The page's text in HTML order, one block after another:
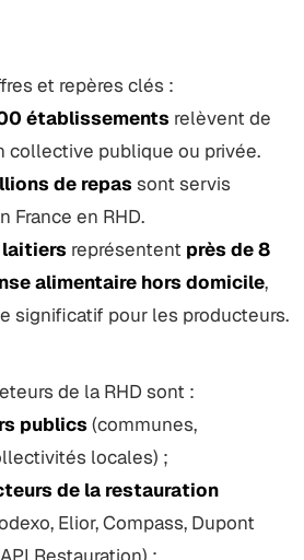
et repères clés :
établissements relèvent de
collective publique ou privée.
de repas sont servis
France en RHD.
représentent près de 8
alimentaire hors domicile,
significatif pour les producteurs.
de la RHD sont :
publics (communes,
locales) ;
de la restauration
Elior, Compass, Dupont